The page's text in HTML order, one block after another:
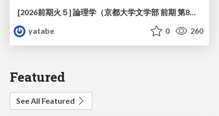
[2026前期火５] 論理学（京都大学文学部 前期 第8回）「正規化定理の証明」
yatabe
0 260
Featured
See All Featured